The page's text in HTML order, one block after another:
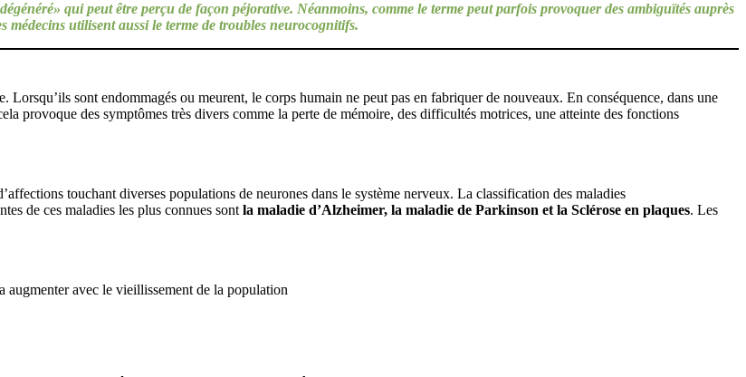
qui peut être perçu de façon péjorative. Néanmoins, comme le terme peut parfois provoquer des ambiguïtés auprès
médecins utilisent aussi le terme de troubles neurocognitifs.
Lorsqu’ils sont endommagés ou meurent, le corps humain ne peut pas en fabriquer de nouveaux. En conséquence, dans une
provoque des symptômes très divers comme la perte de mémoire, des difficultés motrices, une atteinte des fonctions
touchant diverses populations de neurones dans le système nerveux. La classification des maladies
de ces maladies les plus connues sont la maladie d’Alzheimer, la maladie de Parkinson et la Sclérose en plaques. Les
augmenter avec le vieillissement de la population